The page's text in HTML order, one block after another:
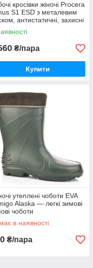
кросівки жіночі Procera
S1 ESD з металевим
антистатичні, захисні
₴/пара
Купити
утеплені чоботи EVA
Alaska — легкі зимові
чоботи
в наявності
₴/пара